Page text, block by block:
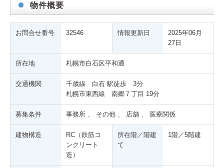
ご
物件概要
お問合せ番号 32546 情報更新日
2025年06月
27日
所在地 札幌市白石区平和通
交通機関
千歳線 白石 駅徒歩 3分
札幌市東西線 南郷７丁目 19分
募集条件 事務所 、 その他 、 店舗 、 医療関係
建物構造
RC（鉄筋コ
ンクリート
造）
所在階／階建
て
1階／5階建